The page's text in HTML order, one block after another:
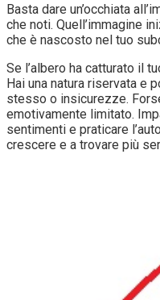
Basta dare un’occhiata
che noti. Quell’immagine
che è nascosto nel tuo
Se l’albero ha catturato il
Hai una natura riservata e
stesso o insicurezze.
emotivamente limitato.
sentimenti e praticare
crescere e a trovare più